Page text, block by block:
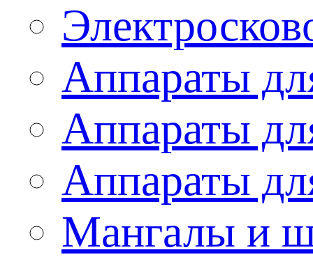
Аппараты
Аппараты
Аппараты
Мангалы и